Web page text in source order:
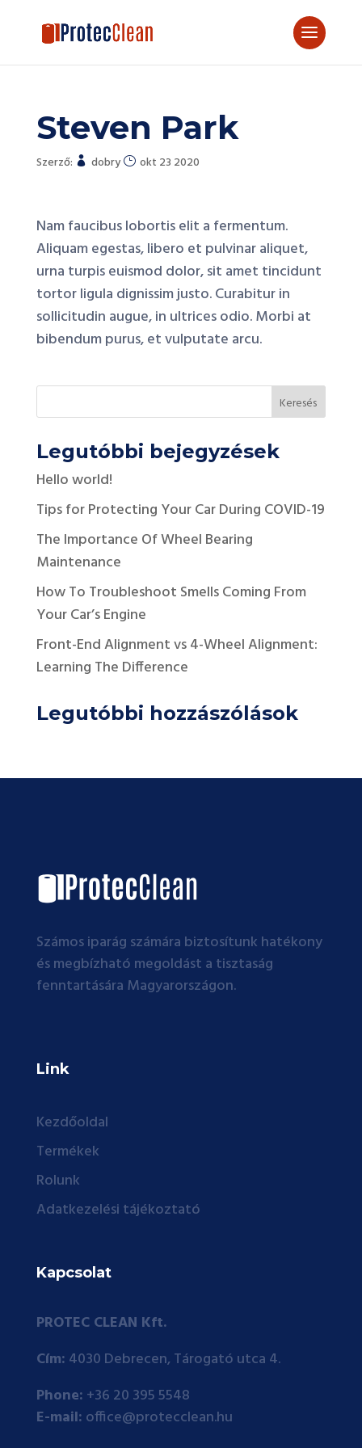
Steven Park
Szerző: dobry okt 23 2020
Nam faucibus lobortis elit a fermentum.
Aliquam egestas, libero et pulvinar aliquet,
urna turpis euismod dolor, sit amet tincidunt
tortor ligula dignissim justo. Curabitur in
sollicitudin augue, in ultrices odio. Morbi at
bibendum purus, et vulputate arcu.
Legutóbbi bejegyzések
Hello world!
Tips for Protecting Your Car During COVID-19
The Importance Of Wheel Bearing
Maintenance
How To Troubleshoot Smells Coming From
Your Car’s Engine
Front-End Alignment vs 4-Wheel Alignment:
Learning The Difference
Legutóbbi hozzászólások
Számos iparág számára biztosítunk hatékony
és megbízható megoldást a tisztaság
fenntartására Magyarországon.
Link
Kezdőoldal
Termékek
Rolunk
Adatkezelési tájékoztató
Kapcsolat
PROTEC CLEAN Kft.
Cím: 4030 Debrecen, Tárogató utca 4.
Phone: +36 20 395 5548
E-mail: office@protecclean.hu